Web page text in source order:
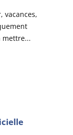
vacances,
mettre...